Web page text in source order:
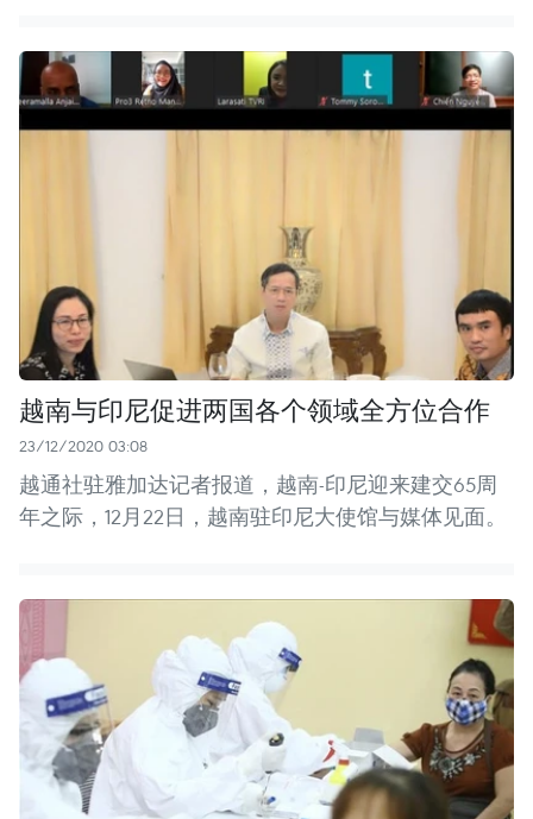
越南与印尼促进两国各个领域全方位合作
23/12/2020 03:08
越通社驻雅加达记者报道，越南-印尼迎来建交65周
年之际，12月22日，越南驻印尼大使馆与媒体见面。